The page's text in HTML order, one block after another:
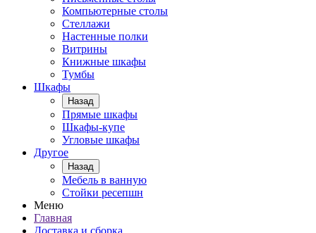
Компьютерные столы
Стеллажи
Настенные полки
Витрины
Книжные шкафы
Тумбы
Шкафы
Назад
Прямые шкафы
Шкафы-купе
Угловые шкафы
Другое
Назад
Мебель в ванную
Стойки ресепшн
Меню
Главная
Доставка и сборка